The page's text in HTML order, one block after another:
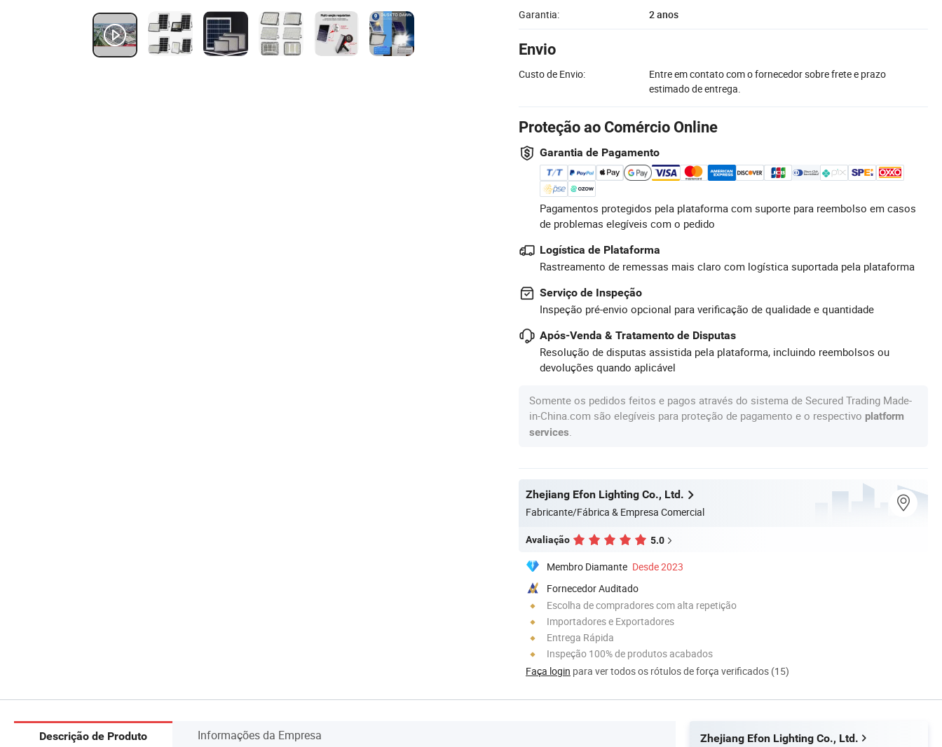
Garantia:
2 anos
Envio
Custo de Envio:
Entre em contato com o fornecedor sobre frete e prazo
estimado de entrega.
Proteção ao Comércio Online
Garantia de Pagamento
Pagamentos protegidos pela plataforma com suporte para reembolso em casos
de problemas elegíveis com o pedido
Logística de Plataforma
Rastreamento de remessas mais claro com logística suportada pela plataforma
Serviço de Inspeção
Inspeção pré-envio opcional para verificação de qualidade e quantidade
Após-Venda & Tratamento de Disputas
Resolução de disputas assistida pela plataforma, incluindo reembolsos ou
devoluções quando aplicável
Somente os pedidos feitos e pagos através do sistema de Secured Trading Made-
in-China.com são elegíveis para proteção de pagamento e o respectivo platform
services
Zhejiang Efon Lighting Co., Ltd.
Fabricante/Fábrica & Empresa Comercial
Avaliação 5.0
Membro Diamante Desde 2023
Fornecedor Auditado
Escolha de compradores com alta repetição
Importadores e Exportadores
Entrega Rápida
Inspeção 100% de produtos acabados
Faça login para ver todos os rótulos de força verificados (15)
Descrição de Produto Informações da Empresa
Zhejiang Efon Lighting Co., Ltd.